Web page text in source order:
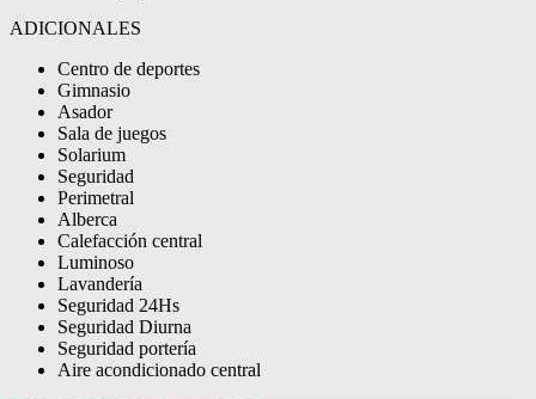
ADICIONALES
Centro de deportes
Gimnasio
Asador
Sala de juegos
Solarium
Seguridad
Perimetral
Alberca
Calefacción central
Luminoso
Lavandería
Seguridad 24Hs
Seguridad Diurna
Seguridad portería
Aire acondicionado central